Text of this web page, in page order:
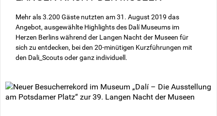
Mehr als 3.200 Gäste nutzten am 31. August 2019 das
Angebot, ausgewählte Highlights des Dalí Museums im
Herzen Berlins während der Langen Nacht der Museen für
sich zu entdecken, bei den 20-minütigen Kurzführungen mit
den Dali_Scouts oder ganz individuell.